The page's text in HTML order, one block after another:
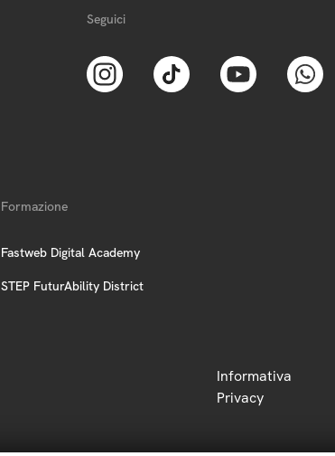
Seguici
Formazione
Fastweb Digital Academy
STEP FuturAbility District
Informativa
Privacy